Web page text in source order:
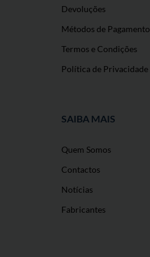
Devoluções
Métodos de Pagamento
Termos e Condições
Política de Privacidade
SAIBA MAIS
Quem Somos
Contactos
Notícias
Fabricantes